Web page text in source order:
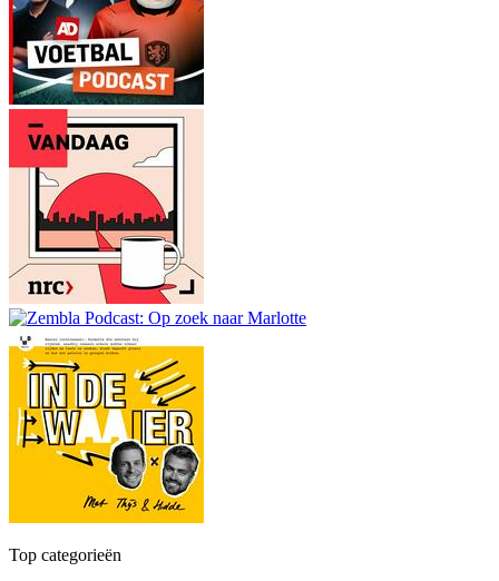
Top categorieën